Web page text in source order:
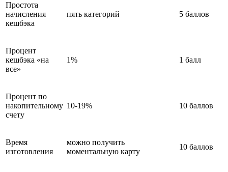
Простота
начисления
кешбэка
пять категорий 5 баллов
Процент
кешбэка «на
все»
1% 1 балл
Процент по
накопительному
счету
10-19% 10 баллов
Время
изготовления
можно получить
моментальную карту
10 баллов